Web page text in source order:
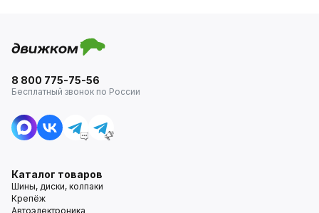
8 800 775-75-56
Бесплатный звонок по России
Каталог товаров
Шины, диски, колпаки
Крепёж
Автоэлектроника